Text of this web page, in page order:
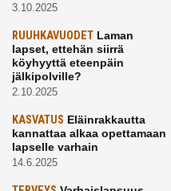
3.10.2025
RUUHKAVUODET Laman
lapset, ettehän siirrä
köyhyyttä eteenpäin
jälkipolville?
2.10.2025
KASVATUS Eläinrakkautta
kannattaa alkaa opettamaan
lapselle varhain
14.6.2025